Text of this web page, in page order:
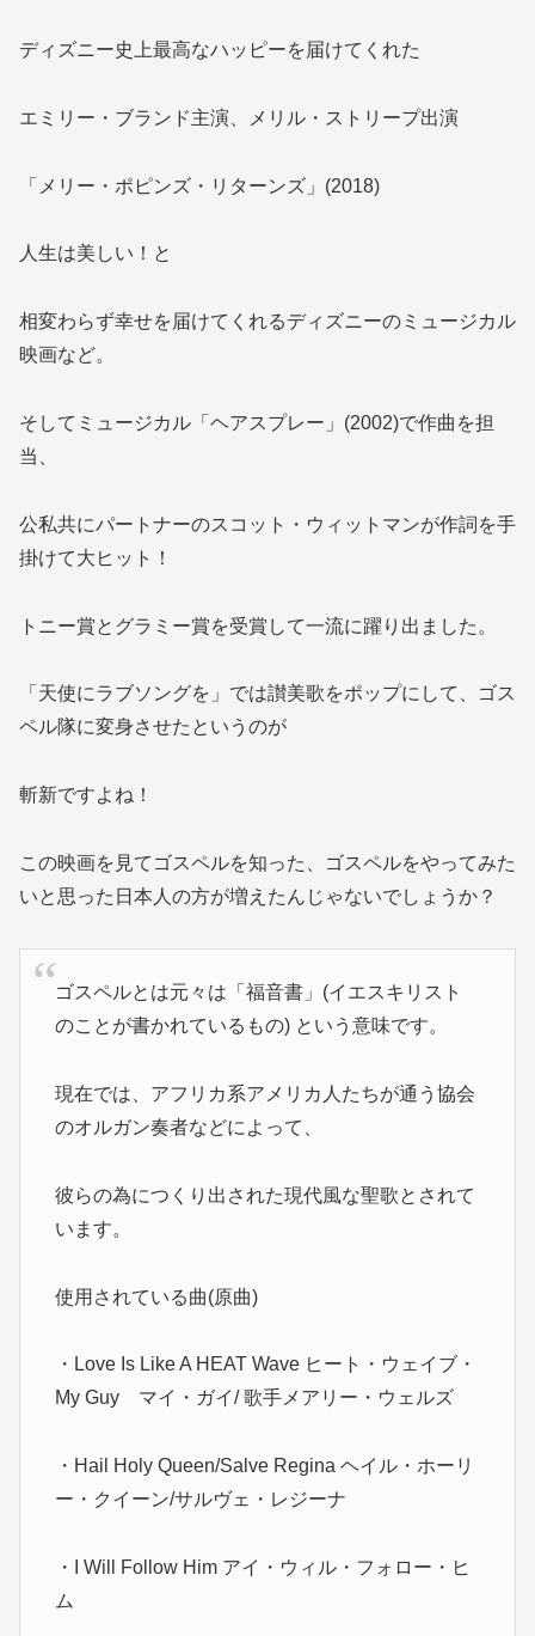
ディズニー史上最高なハッピーを届けてくれた
エミリー・ブランド主演、メリル・ストリープ出演
「メリー・ポピンズ・リターンズ」(2018)
人生は美しい！と
相変わらず幸せを届けてくれるディズニーのミュージカル
映画など。
そしてミュージカル「ヘアスプレー」(2002)で作曲を担
当、
公私共にパートナーのスコット・ウィットマンが作詞を手
掛けて大ヒット！
トニー賞とグラミー賞を受賞して一流に躍り出ました。
「天使にラブソングを」では讃美歌をポップにして、ゴス
ペル隊に変身させたというのが
斬新ですよね！
この映画を見てゴスペルを知った、ゴスペルをやってみた
いと思った日本人の方が増えたんじゃないでしょうか？
ゴスペルとは元々は「福音書」(イエスキリスト
のことが書かれているもの) という意味です。
現在では、アフリカ系アメリカ人たちが通う協会
のオルガン奏者などによって、
彼らの為につくり出された現代風な聖歌とされて
います。
使用されている曲(原曲)
・Love Is Like A HEAT Wave ヒート・ウェイブ・
My Guy マイ・ガイ/ 歌手メアリー・ウェルズ
・Hail Holy Queen/Salve Regina ヘイル・ホーリ
ー・クイーン/サルヴェ・レジーナ
・I Will Follow Him アイ・ウィル・フォロー・ヒ
ム